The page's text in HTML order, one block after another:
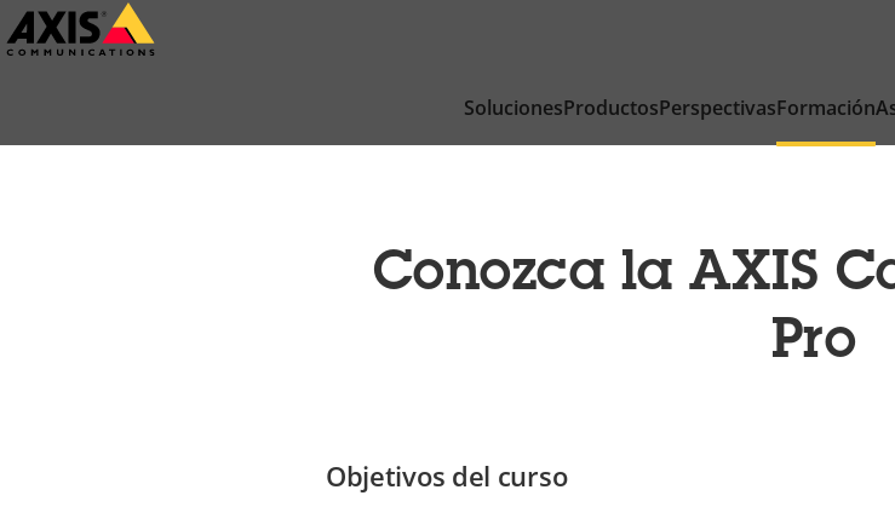
Saltar
al
SolucionesProductosPerspectivasFormación
Conozca la AXIS
Pro
Objetivos del curso